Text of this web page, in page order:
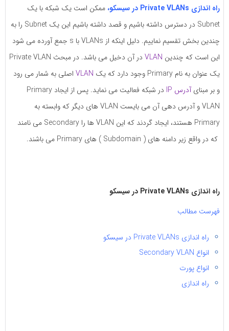
دوستان
خود
اشتراک
بگذارید.
لینک
دوستان
خود
به
اشتراک
کپی
لینک
راه اندازی Private VLANs در سیسکو،
ممکن است یک شبکه با یک
Subnet در دسترس داشته باشیم و قصد داشته باشیم این یک Subnet را به
چندین بخش تقسیم نماییم. دلیل اینکه از VLANs با s جمع آورده می شود
این است که چندین VLAN
در آن دخیل می باشد. در مبحث Private VLAN
یک عنوان به نام Primary وجود دارد که یک
VLANاصلی به شمار می رود
و بر مبنایآدرس IP
در شبکه فعالیت می نماید. پس از ایجاد Primary
VLAN و آدرس دهی آن می بایست VLAN های دیگر که وابسته به
Primary هستند، ایجاد گردند که این VLAN ها را Secondary می نامند
که در واقع زیر دامنه های ( Subdomain ) های Primary می باشند.
راه اندازی Private VLANs در سیسکو
فهرست مطالب
راه اندازی Private VLANs در سیسکو
انواع Secondary VLAN
انواع پورت
راه اندازی